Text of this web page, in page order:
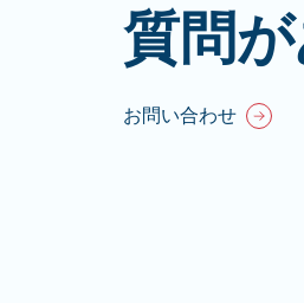
質問
お問い合わせ